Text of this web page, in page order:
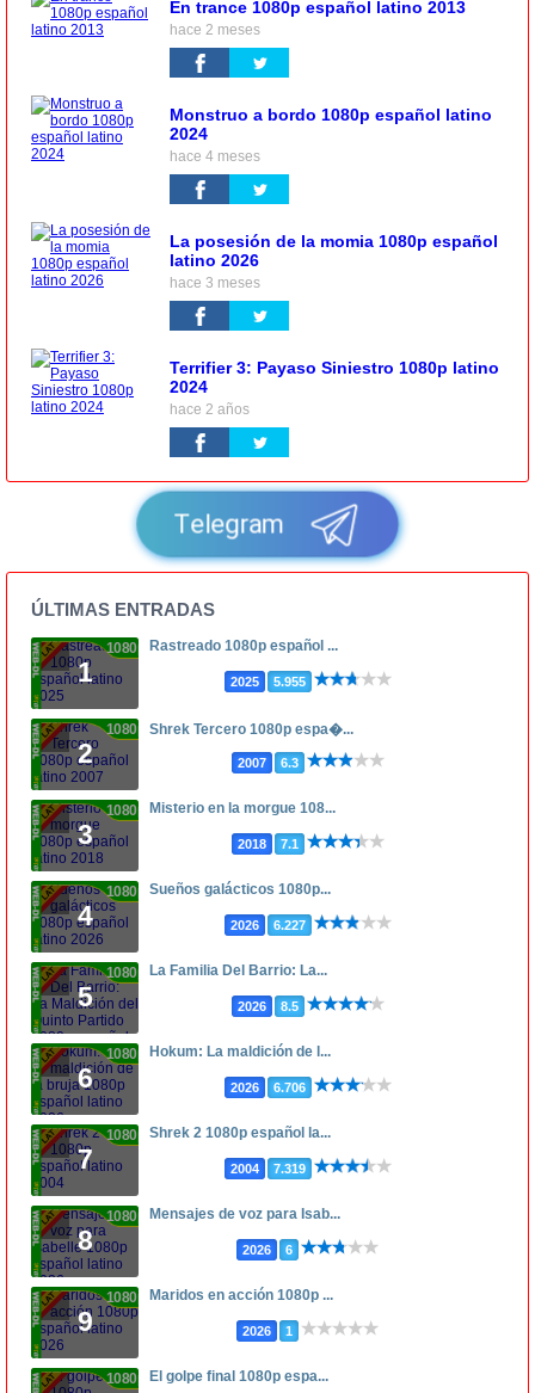
En trance 1080p español latino 2013
hace 2 meses
Monstruo a bordo 1080p español latino
2024
hace 4 meses
La posesión de la momia 1080p español
latino 2026
hace 3 meses
Terrifier 3: Payaso Siniestro 1080p latino
2024
hace 2 años
Telegram
ÚLTIMAS ENTRADAS
1
1080p Rastreado 1080p español ...
2025 5.955
2
1080p Shrek Tercero 1080p espa�...
2007 6.3
3
1080p Misterio en la morgue 108...
2018 7.1
4
1080p Sueños galácticos 1080p...
2026 6.227
5
1080p La Familia Del Barrio: La...
2026 8.5
6
1080p Hokum: La maldición de l...
2026 6.706
7
1080p Shrek 2 1080p español la...
2004 7.319
8
1080p Mensajes de voz para Isab...
2026 6
9
1080p Maridos en acción 1080p ...
2026 1
1080p El golpe final 1080p espa...